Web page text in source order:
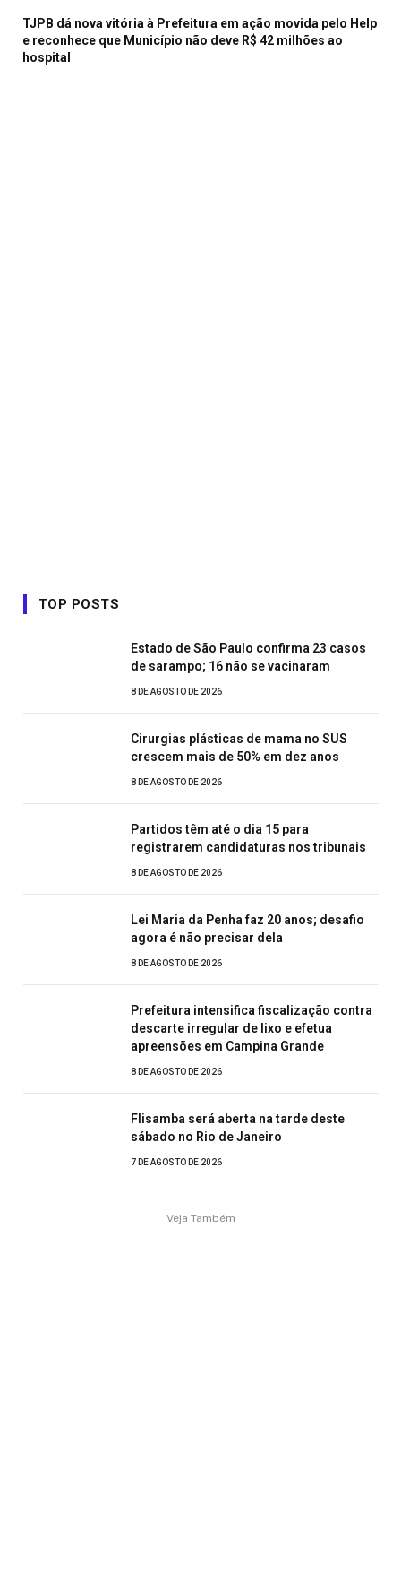
TJPB dá nova vitória à Prefeitura em ação movida pelo Help
e reconhece que Município não deve R$ 42 milhões ao
hospital
TOP POSTS
Estado de São Paulo confirma 23 casos
de sarampo; 16 não se vacinaram
8 DE AGOSTO DE 2026
Cirurgias plásticas de mama no SUS
crescem mais de 50% em dez anos
8 DE AGOSTO DE 2026
Partidos têm até o dia 15 para
registrarem candidaturas nos tribunais
8 DE AGOSTO DE 2026
Lei Maria da Penha faz 20 anos; desafio
agora é não precisar dela
8 DE AGOSTO DE 2026
Prefeitura intensifica fiscalização contra
descarte irregular de lixo e efetua
apreensões em Campina Grande
8 DE AGOSTO DE 2026
Flisamba será aberta na tarde deste
sábado no Rio de Janeiro
7 DE AGOSTO DE 2026
Veja Também